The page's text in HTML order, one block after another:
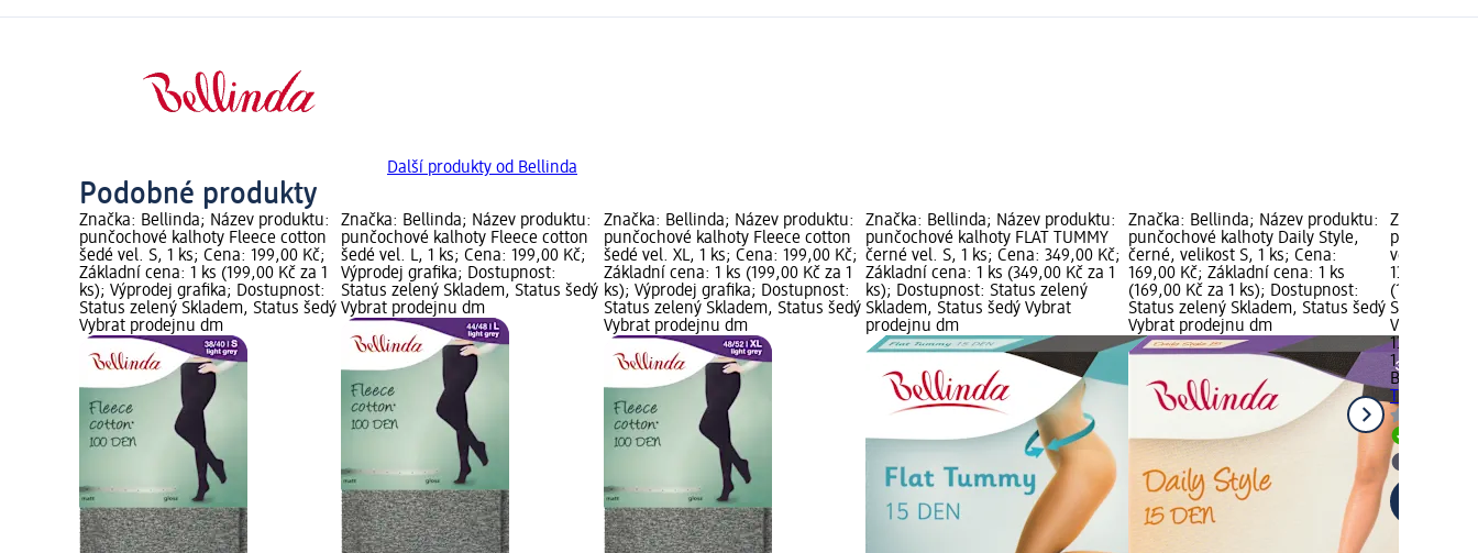
Další produkty od Bellinda
Podobné produkty
Značka: Bellinda; Název produktu:
punčochové kalhoty Fleece cotton
šedé vel. S, 1 ks; Cena: 199,00 Kč;
Základní cena: 1 ks (199,00 Kč za 1
ks); Výprodej grafika; Dostupnost:
Status zelený Skladem, Status šedý
Vybrat prodejnu dm
Značka: Bellinda; Název produktu:
punčochové kalhoty Fleece cotton
šedé vel. L, 1 ks; Cena: 199,00 Kč;
Výprodej grafika; Dostupnost:
Status zelený Skladem, Status šedý
Vybrat prodejnu dm
Značka: Bellinda; Název produktu:
punčochové kalhoty Fleece cotton
šedé vel. XL, 1 ks; Cena: 199,00 Kč;
Základní cena: 1 ks (199,00 Kč za 1
ks); Výprodej grafika; Dostupnost:
Status zelený Skladem, Status šedý
Vybrat prodejnu dm
Značka: Bellinda; Název produktu:
punčochové kalhoty FLAT TUMMY
černé vel. S, 1 ks; Cena: 349,00 Kč;
Základní cena: 1 ks (349,00 Kč za 1
ks); Dostupnost: Status zelený
Skladem, Status šedý Vybrat
prodejnu dm
Značka: Bellinda; Název produktu:
punčochové kalhoty Daily Style,
černé, velikost S, 1 ks; Cena:
169,00 Kč; Základní cena: 1 ks
(169,00 Kč za 1 ks); Dostupnost:
Status zelený Skladem, Status šedý
Vybrat prodejnu dm
Značka:
velikost S,
139,00 Kč;
(139,00 Kč
Status
Vybrat
139,00 Kč
1 ks (139,00
Bellinda